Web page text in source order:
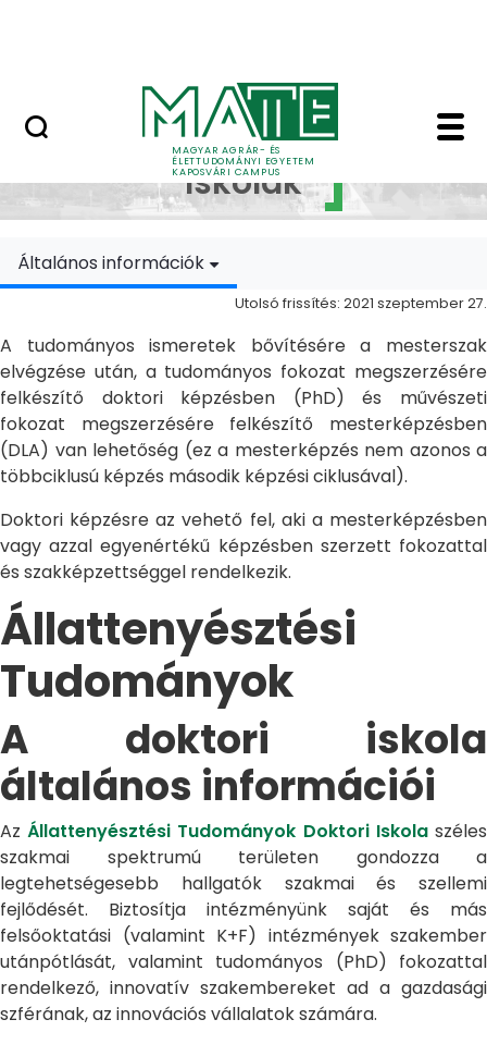
MAGYAR AGRÁR- ÉS
ÉLETTUDOMÁNYI EGYETEM
KAPOSVÁRI CAMPUS
Doktori Iskolák -
Doktori
Iskolák
Általános információk
Utolsó frissítés: 2021 szeptember 27.
A tudományos ismeretek bővítésére a mesterszak
elvégzése után, a tudományos fokozat megszerzésére
felkészítő doktori képzésben (PhD) és művészeti
fokozat megszerzésére felkészítő mesterképzésben
(DLA) van lehetőség (ez a mesterképzés nem azonos a
többciklusú képzés második képzési ciklusával).
Doktori képzésre az vehető fel, aki a mesterképzésben
vagy azzal egyenértékű képzésben szerzett fokozattal
és szakképzettséggel rendelkezik.
Állattenyésztési
Tudományok
A doktori iskola
általános információi
AzÁllattenyésztési Tudományok Doktori Iskolaszéles
szakmai spektrumú területen gondozza a
legtehetségesebb hallgatók szakmai és szellemi
fejlődését. Biztosítja intézményünk saját és más
felsőoktatási (valamint K+F) intézmények szakember
utánpótlását, valamint tudományos (PhD) fokozattal
rendelkező, innovatív szakembereket ad a gazdasági
szférának, az innovációs vállalatok számára.